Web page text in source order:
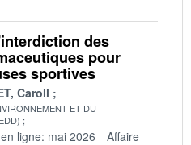
des
pour
sportives
Caroll
ET DU
ligne: mai 2026
Affaire